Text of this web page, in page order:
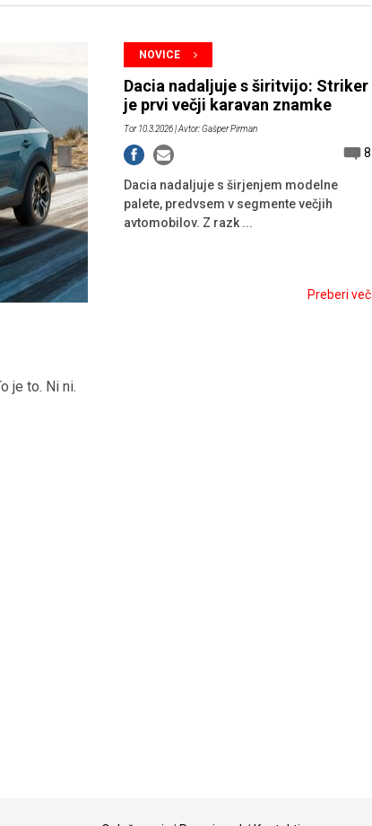
TEHNIČNA VPRAŠANJA
ROK ČERNJAVSKI
AVTOPLIN
ŽIGA HABJAN
NOVICE
Dacia nadaljuje s širitvijo: Striker
je prvi večji karavan znamke
Tor 10.3.2026| Avtor: Gašper Pirman
8
Dacia nadaljuje s širjenjem modelne
palete, predvsem v segmente večjih
avtomobilov. Z razk ...
Preberi več
je to. Ni ni.